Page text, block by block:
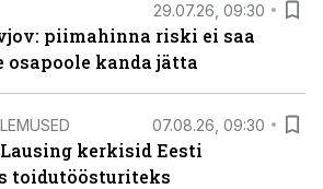
29.07.26, 09:30
piimahinna riski ei saa
osapoole kanda jätta
07.08.26, 09:30
kerkisid Eesti
toidutöösturiteks